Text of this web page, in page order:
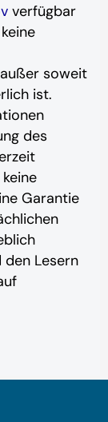
verfügbar
soweit
ist.
des
Garantie
Lesern